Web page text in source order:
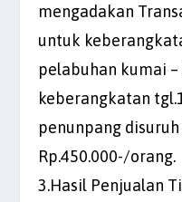
mengadakan
untuk
pelabuhan kumai
keberangkatan
penunpang
Rp.450.000-/orang.
3.Hasil Penjualan